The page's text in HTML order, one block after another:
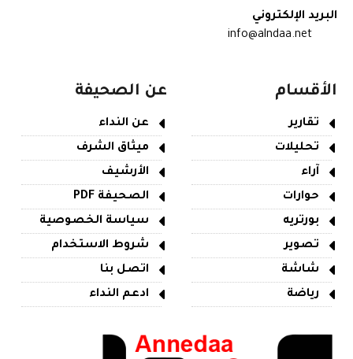
البريد الإلكتروني
info@alndaa.net
الأقسام
تقارير
تحليلات
آراء
حوارات
بورتريه
تصوير
شاشة
رياضة
عن الصحيفة
عن النداء
ميثاق الشرف
الأرشيف
الصحيفة PDF
سياسة الخصوصية
شروط الاستخدام
اتصل بنا
ادعم النداء